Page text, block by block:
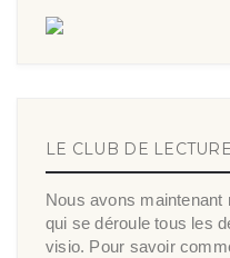
LE CLUB DE
Nous avons maintenant
qui se déroule tous les
visio. Pour savoir